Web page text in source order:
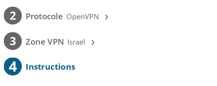
2 Protocole OpenVPN ›
3 Zone VPN Israël ›
4 Instructions